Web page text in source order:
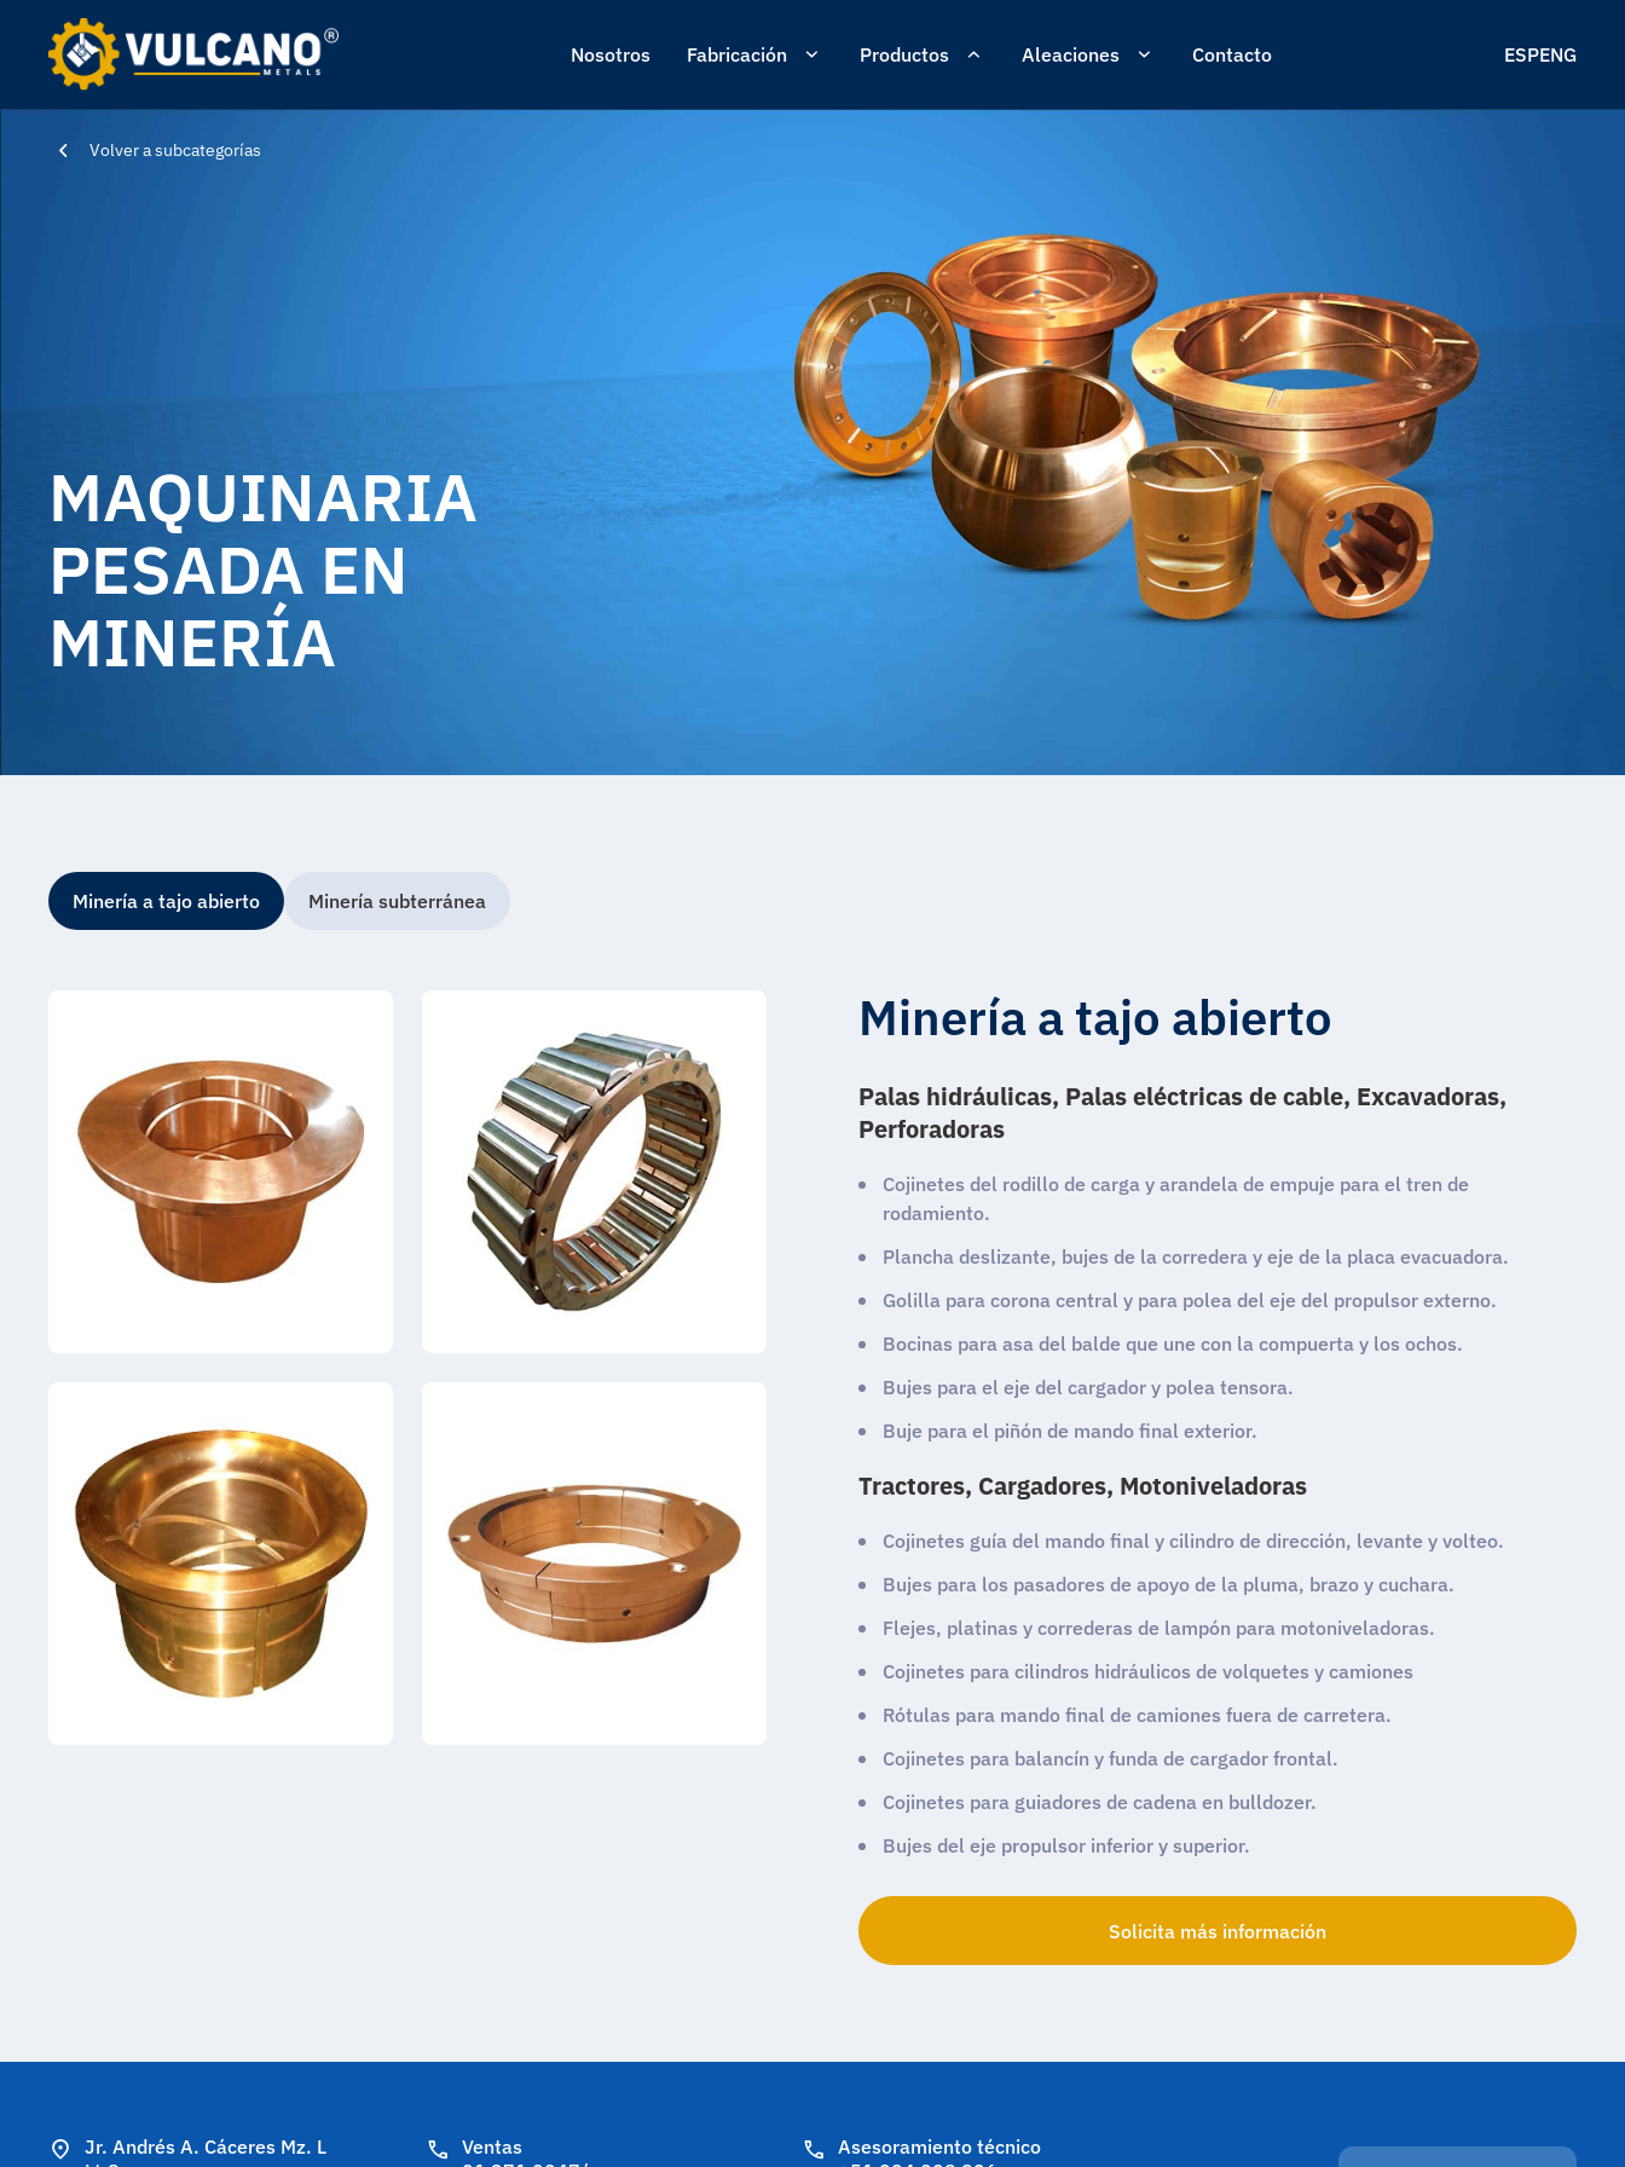
Nosotros Fabricación Productos Aleaciones Contacto ESPENG
Volver a subcategorías
MAQUINARIA
PESADA EN
MINERÍA
Minería a tajo abierto Minería subterránea
Minería a tajo abierto
Palas hidráulicas, Palas eléctricas de cable, Excavadoras,
Perforadoras
Cojinetes del rodillo de carga y arandela de empuje para el tren de
rodamiento.
Plancha deslizante, bujes de la corredera y eje de la placa evacuadora.
Golilla para corona central y para polea del eje del propulsor externo.
Bocinas para asa del balde que une con la compuerta y los ochos.
Bujes para el eje del cargador y polea tensora.
Buje para el piñón de mando final exterior.
Tractores, Cargadores, Motoniveladoras
Cojinetes guía del mando final y cilindro de dirección, levante y volteo.
Bujes para los pasadores de apoyo de la pluma, brazo y cuchara.
Flejes, platinas y correderas de lampón para motoniveladoras.
Cojinetes para cilindros hidráulicos de volquetes y camiones
Rótulas para mando final de camiones fuera de carretera.
Cojinetes para balancín y funda de cargador frontal.
Cojinetes para guiadores de cadena en bulldozer.
Bujes del eje propulsor inferior y superior.
Solicita más información
Jr. Andrés A. Cáceres Mz. L
Ventas
Asesoramiento técnico